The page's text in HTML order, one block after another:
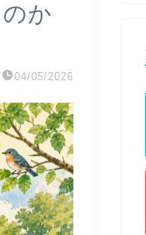
か
04/05/2026